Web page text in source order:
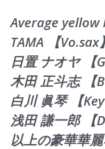
Average yellow
TAMA 【Vo.sax
日置 ナオヤ 【G
木田 正斗志 【B
白川 眞琴 【Key
浅田 謙一郎 【D
以上の豪華華